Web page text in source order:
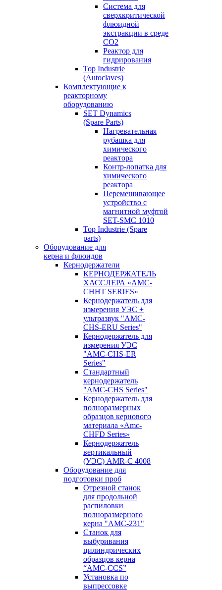
Система для
сверхкритической
флюидной
экстракции в среде
СО2
Реактор для
гидрирования
Top Industrie
(Autoclaves)
Комплектующие к
реакторному
оборудованию
SET Dynamics
(Spare Parts)
Нагревательная
рубашка для
химического
реактора
Контр-лопатка для
химического
реактора
Перемешивающее
устройство с
магнитной муфтой
SET-SMC 1010
Top Industrie (Spare
parts)
Оборудование для
керна и флюидов
Кернодержатели
КЕРНОДЕРЖАТЕЛЬ
ХАССЛЕРА «AMC-
CHHT SERIES»
Кернодержатель для
измерения УЭС +
ультразвук "AMC-
CHS-ERU Series"
Кернодержатель для
измерения УЭС
"AMC-CHS-ER
Series"
Стандартный
кернодержатель
"AMC-CHS Series"
Кернодержатель для
полноразмерных
образцов кернового
материала «Amc-
CHFD Series»
Кернодержатель
вертикальный
(УЭС) AMR-C 4008
Оборудование для
подготовки проб
Отрезной станок
для продольной
распиловки
полноразмерного
керна "AMC-231"
Станок для
выбуривания
цилиндрических
образцов керна
“AMC-CCS”
Установка по
выпресcовке